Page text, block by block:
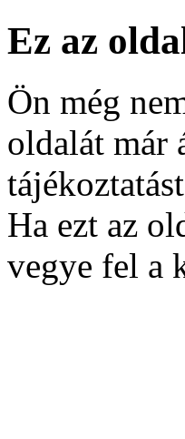
Ez az
Ön még
oldalát már
Ha ezt az
vegye fel a